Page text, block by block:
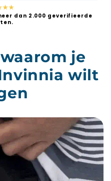
dan 2.000 geverifieerde
je
wilt